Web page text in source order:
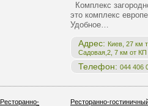
Комплекс
это комплекс
Удобное…
Адрес: Киев, 27 км
Садовая,2, 7 км от КП
Телефон: 044 406
Ресторанно-